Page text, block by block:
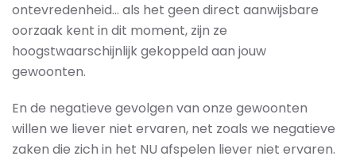
ontevredenheid... als het geen direct aanwijsbare
oorzaak kent in dit moment, zijn ze
hoogstwaarschijnlijk gekoppeld aan jouw
gewoonten.
En de negatieve gevolgen van onze gewoonten
willen we liever niet ervaren, net zoals we negatieve
zaken die zich in het NU afspelen liever niet ervaren.